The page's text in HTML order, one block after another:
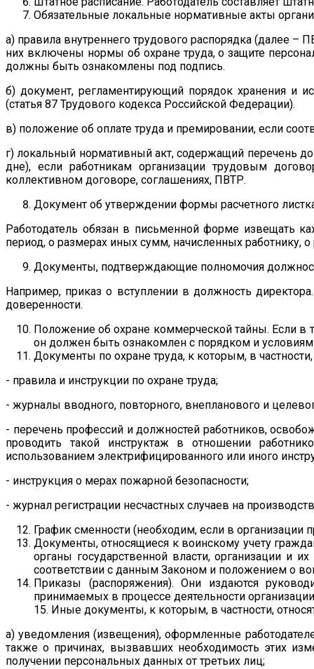
Обязательные локальные нормативные акты
а) правила внутреннего трудового распорядка (далее –
них включены нормы об охране труда, о защите
должны быть ознакомлены под подпись.
б) документ, регламентирующий порядок хранения и
(статья 87 Трудового кодекса Российской Федерации).
в) положение об оплате труда и премировании, если
г) локальный нормативный акт, содержащий перечень
дне), если работникам организации трудовым
коллективном договоре, соглашениях, ПВТР.
Документ об утверждении формы расчетного
Работодатель обязан в письменной форме извещать
период, о размерах иных сумм, начисленных
Документы, подтверждающие полномочия
Например, приказ о вступлении в должность
доверенности.
Положение об охране коммерческой тайны. Если в
он должен быть ознакомлен с порядком и
Документы по охране труда, к которым, в частности,
- правила и инструкции по охране труда;
- журналы вводного, повторного, внепланового и
- перечень профессий и должностей работников,
проводить такой инструктаж в отношении
использованием электрифицированного или иного
- инструкция о мерах пожарной безопасности;
- журнал регистрации несчастных случаев на
График сменности (необходим, если в организации
Документы, относящиеся к воинскому учету
органы государственной власти, организации и
соответствии с данным Законом и положением о
Приказы (распоряжения). Они издаются
принимаемых в процессе деятельности
15. Иные документы, к которым, в частности,
а) уведомления (извещения), оформленные
также о причинах, вызвавших необходимость этих
получении персональных данных от третьих лиц;